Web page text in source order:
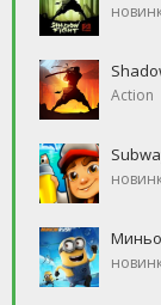
Action